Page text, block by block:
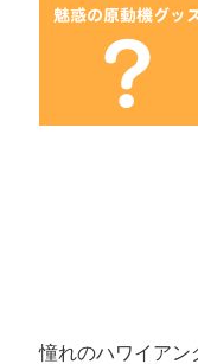
憧れのハワイアン